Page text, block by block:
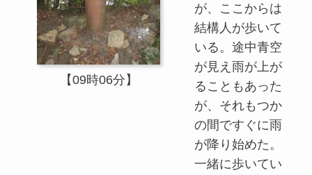
【09時06分】
が、ここからは
結構人が歩いて
いる。途中青空
が見え雨が上が
ることもあった
が、それもつか
の間ですぐに雨
が降り始めた。
一緒に歩いてい